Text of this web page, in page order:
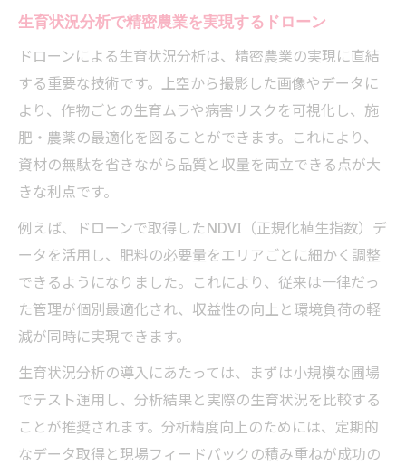
生育状況分析で精密農業を実現するドローン
ドローンによる生育状況分析は、精密農業の実現に直結
する重要な技術です。上空から撮影した画像やデータに
より、作物ごとの生育ムラや病害リスクを可視化し、施
肥・農薬の最適化を図ることができます。これにより、
資材の無駄を省きながら品質と収量を両立できる点が大
きな利点です。
例えば、ドローンで取得したNDVI（正規化植生指数）デ
ータを活用し、肥料の必要量をエリアごとに細かく調整
できるようになりました。これにより、従来は一律だっ
た管理が個別最適化され、収益性の向上と環境負荷の軽
減が同時に実現できます。
生育状況分析の導入にあたっては、まずは小規模な圃場
でテスト運用し、分析結果と実際の生育状況を比較する
ことが推奨されます。分析精度向上のためには、定期的
なデータ取得と現場フィードバックの積み重ねが成功の